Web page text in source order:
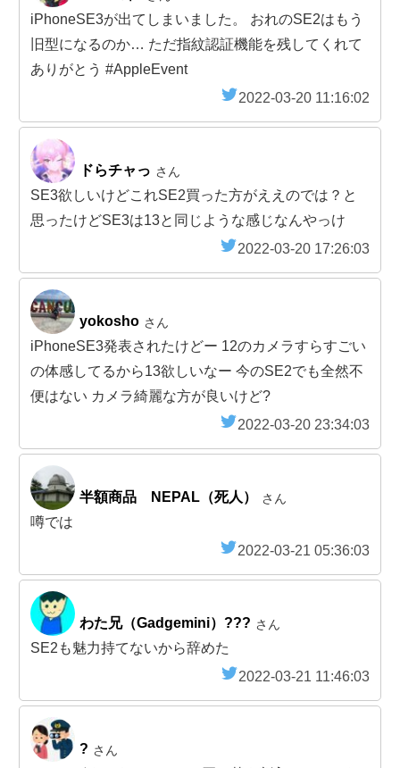
iPhoneSE3が出てしまいました。 おれのSE2はもう
旧型になるのか… ただ指紋認証機能を残してくれて
ありがとう #AppleEvent
2022-03-20 11:16:02
ドらチャっ さん
SE3欲しいけどこれSE2買った方がええのでは？と
思ったけどSE3は13と同じような感じなんやっけ
2022-03-20 17:26:03
yokosho さん
iPhoneSE3発表されたけどー 12のカメラすらすごい
の体感してるから13欲しいなー 今のSE2でも全然不
便はない カメラ綺麗な方が良いけど?
2022-03-20 23:34:03
半額商品 NEPAL（死人） さん
噂では
2022-03-21 05:36:03
わた兄（Gadgemini）??? さん
SE2も魅力持てないから辞めた
2022-03-21 11:46:03
? さん